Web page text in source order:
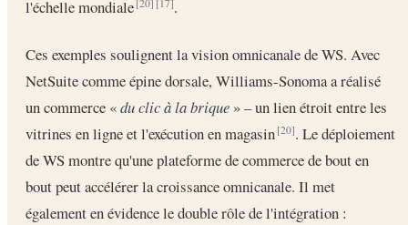
l'échelle mondiale[20] [17].
Ces exemples soulignent la vision omnicanale de WS. Avec
NetSuite comme épine dorsale, Williams-Sonoma a réalisé
un commerce «du clic à la brique » – un lien étroit entre les
vitrines en ligne et l'exécution en magasin[20]. Le déploiement
de WS montre qu'une plateforme de commerce de bout en
bout peut accélérer la croissance omnicanale. Il met
également en évidence le double rôle de l'intégration :